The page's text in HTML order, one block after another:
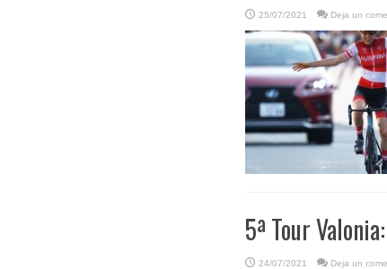
25/07/2021 Deja un
5ª Tour
24/07/2021 Deja un